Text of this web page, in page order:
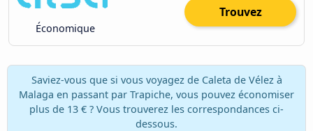
Économique
Trouvez
Saviez-vous que si vous voyagez de Caleta de Vélez à
Malaga en passant par Trapiche, vous pouvez économiser
plus de 13 € ? Vous trouverez les correspondances ci-
dessous.